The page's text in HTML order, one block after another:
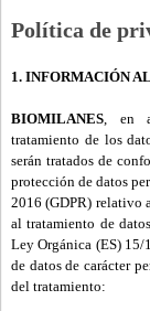
Política de
1. INFORMACIÓN
BIOMILANES, en
tratamiento de los
serán tratados de
protección de datos
2016 (GDPR) relativo
al tratamiento de
Ley Orgánica (ES)
de datos de carácter
del tratamiento: